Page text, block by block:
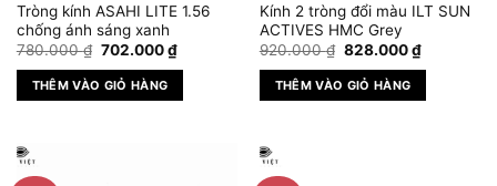
Tròng kính ASAHI LITE 1.56
chống ánh sáng xanh
780.000₫ Giá
là:
780.000 ₫.
702.000₫Giá
hiện
702.000 ₫.
THÊM VÀO GIỎ HÀNG
Kính 2 tròng đổi màu ILT SUN
ACTIVES HMC Grey
920.000₫ Giá
là:
920.000 ₫.
828.000₫Giá
hiện
828.000
THÊM VÀO GIỎ HÀNG